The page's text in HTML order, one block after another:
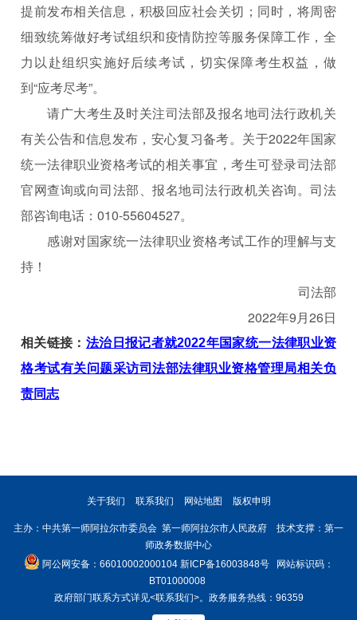
提前发布相关信息，积极回应社会关切；同时，将周密
细致统筹做好考试组织和疫情防控等服务保障工作，全
力以赴组织实施好后续考试，切实保障考生权益，做
到“应考尽考”。
请广大考生及时关注司法部及报名地司法行政机关
有关公告和信息发布，安心复习备考。关于2022年国家
统一法律职业资格考试的相关事宜，考生可登录司法部
官网查询或向司法部、报名地司法行政机关咨询。司法
部咨询电话：010-55604527。
感谢对国家统一法律职业资格考试工作的理解与支
持！
司法部
2022年9月26日
相关链接： 法治日报记者就2022年国家统一法律职业资
格考试有关问题采访司法部法律职业资格管理局相关负
责同志
关于我们 联系我们 网站地图 版权申明
主办：中共第一师阿拉尔市委员会 第一师阿拉尔市人民政府 技术支撑：第一
师政务数据中心
阿公网安备：66010002000104 新ICP备16003848号网站标识码：
BT01000008
政府部门联系方式详见<联系我们>。政务服务热线：96359